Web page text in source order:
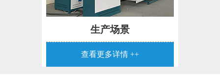
生产场景
查看更多详情 ++